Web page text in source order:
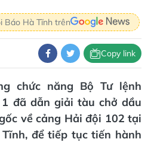
Báo Hà Tĩnh trên
Copy link
chức năng Bộ Tư lệnh
đã dẫn giải tàu chở dầu
về cảng Hải đội 102 tại
để tiếp tục tiến hành